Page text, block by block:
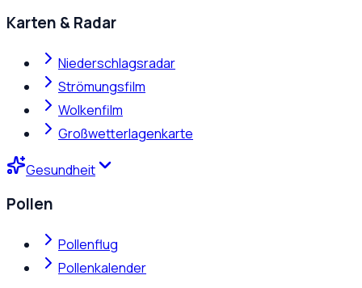
Karten & Radar
Niederschlagsradar
Strömungsfilm
Wolkenfilm
Großwetterlagenkarte
Gesundheit
Pollen
Pollenflug
Pollenkalender